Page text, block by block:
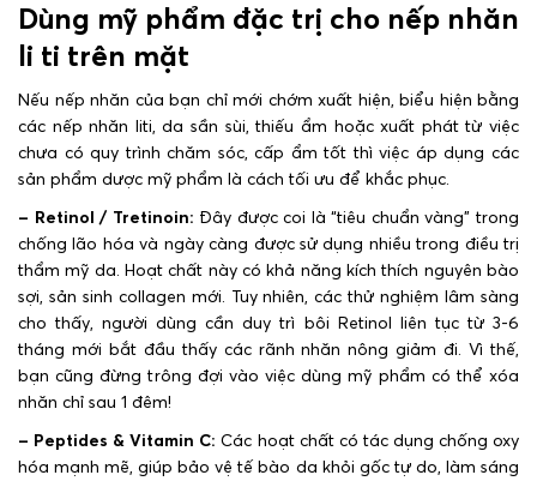
Dùng mỹ phẩm đặc trị cho nếp nhăn
li ti trên mặt
Nếu nếp nhăn của bạn chỉ mới chớm xuất hiện, biểu hiện bằng
các nếp nhăn liti, da sần sùi, thiếu ẩm hoặc xuất phát từ việc
chưa có quy trình chăm sóc, cấp ẩm tốt thì việc áp dụng các
sản phẩm dược mỹ phẩm là cách tối ưu để khắc phục.
– Retinol / Tretinoin: Đây được coi là “tiêu chuẩn vàng” trong
chống lão hóa và ngày càng được sử dụng nhiều trong điều trị
thẩm mỹ da. Hoạt chất này có khả năng kích thích nguyên bào
sợi, sản sinh collagen mới. Tuy nhiên, các thử nghiệm lâm sàng
cho thấy, người dùng cần duy trì bôi Retinol liên tục từ 3-6
tháng mới bắt đầu thấy các rãnh nhăn nông giảm đi.Vì thế,
bạn cũng đừng trông đợi vào việc dùng mỹ phẩm có thể xóa
nhăn chỉ sau 1 đêm!
– Peptides & Vitamin C: Các hoạt chất có tác dụng chống oxy
hóa mạnh mẽ, giúp bảo vệ tế bào da khỏi gốc tự do, làm sáng